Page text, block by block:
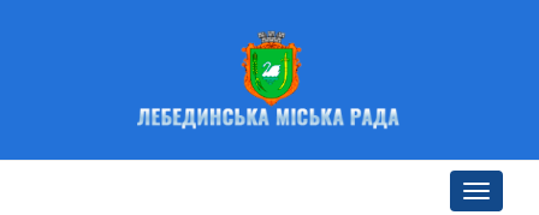
Toggle